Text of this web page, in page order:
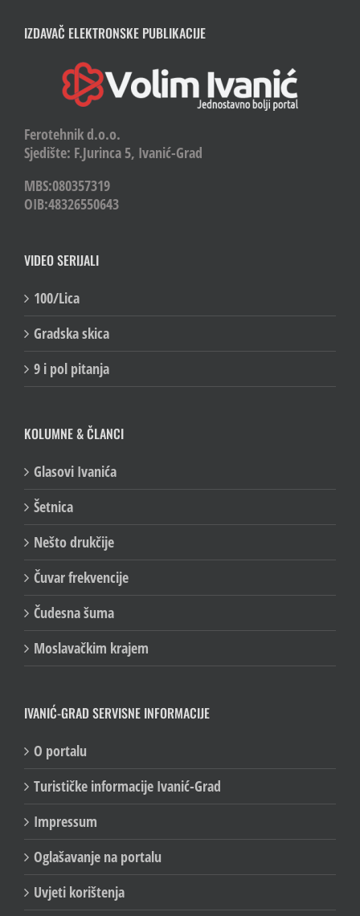
IZDAVAČ ELEKTRONSKE PUBLIKACIJE
Ferotehnik d.o.o.
Sjedište: F.Jurinca 5, Ivanić-Grad
MBS:080357319
OIB:48326550643
VIDEO SERIJALI
100/Lica
Gradska skica
9 i pol pitanja
KOLUMNE & ČLANCI
Glasovi Ivanića
Šetnica
Nešto drukčije
Čuvar frekvencije
Čudesna šuma
Moslavačkim krajem
IVANIĆ-GRAD SERVISNE INFORMACIJE
O portalu
Turističke informacije Ivanić-Grad
Impressum
Oglašavanje na portalu
Uvjeti korištenja